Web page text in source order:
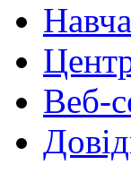
Веб-